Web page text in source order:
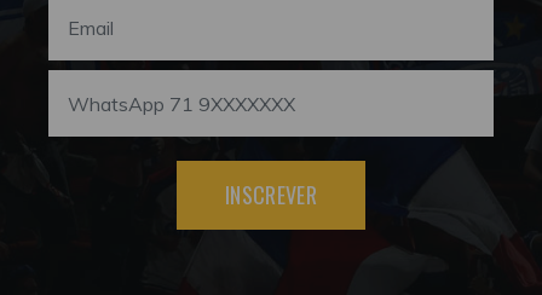
INSCREVER